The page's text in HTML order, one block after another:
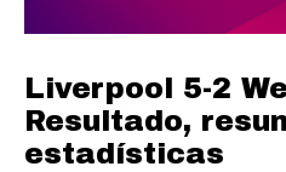
Liverpool 5-2
Resultado,
estadísticas